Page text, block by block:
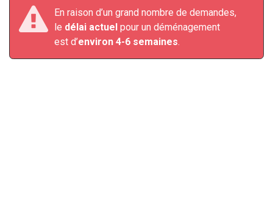
En raison d’un grand nombre de demandes,
le délai actuel pour un déménagement
est d’environ 4-6 semaines.